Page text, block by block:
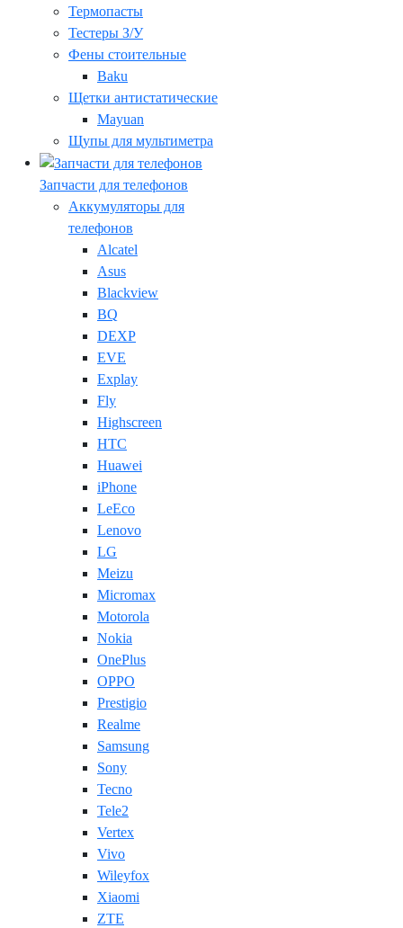
Термопасты
Тестеры З/У
Фены стоительные
Baku
Щетки антистатические
Mayuan
Щупы для мультиметра
Запчасти для телефонов
Аккумуляторы для
телефонов
Alcatel
Asus
Blackview
BQ
DEXP
EVE
Explay
Fly
Highscreen
HTC
Huawei
iPhone
LeEco
Lenovo
LG
Meizu
Micromax
Motorola
Nokia
OnePlus
OPPO
Prestigio
Realme
Samsung
Sony
Tecno
Tele2
Vertex
Vivo
Wileyfox
Xiaomi
ZTE